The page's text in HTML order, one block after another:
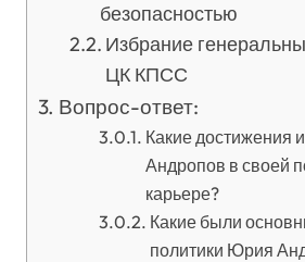
безопасностью
Избрание
ЦК КПСС
Вопрос-ответ:
Какие достижения
Андропов в своей
карьере?
Какие были
политики Юрия